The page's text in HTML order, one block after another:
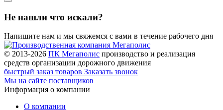
Не нашли что искали?
Напишите нам и мы свяжемся с вами в течение рабочего дня
© 2013-2026 ПК Мегаполис производство и реализация
средств организации дорожного движения
быстрый заказ товаров Заказать звонок
Мы на сайте поставщиков
Информация о компании
О компании